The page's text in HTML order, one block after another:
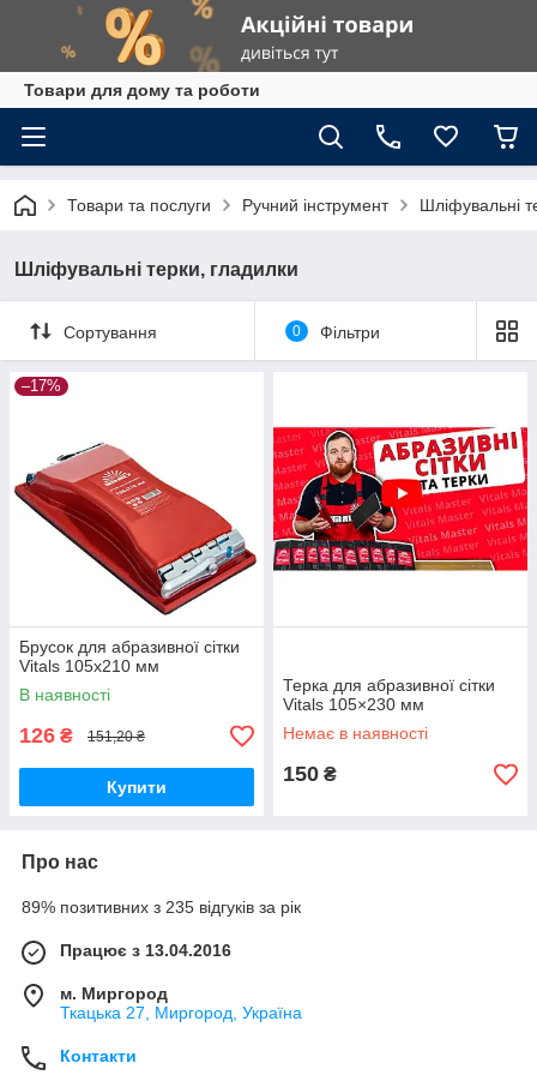
Товари для дому та роботи
Товари та послуги Ручний інструмент Шліфувальні
Шліфувальні терки, гладилки
Сортування 0 Фільтри
–17%
Брусок для абразивної сітки
Vitals 105х210 мм
В наявності
126 ₴ 151,20 ₴
Купити
Терка для абразивної сітки
Vitals 105×230 мм
Немає в наявності
150 ₴
Про нас
89% позитивних з 235 відгуків за рік
Працює з 13.04.2016
м. Миргород
Ткацька 27, Миргород, Україна
Контакти